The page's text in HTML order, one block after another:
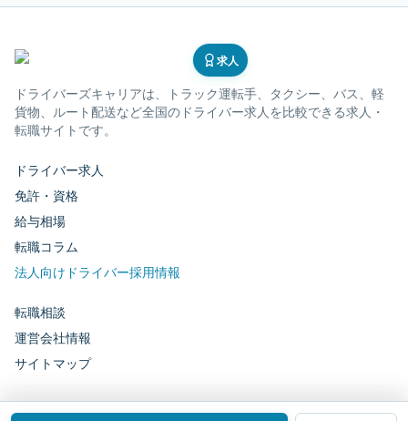
求人
ドライバーズキャリアは、トラック運転手、タクシー、バス、軽
貨物、ルート配送など全国のドライバー求人を比較できる求人・
転職サイトです。
ドライバー求人
免許・資格
給与相場
転職コラム
法人向けドライバー採用情報
転職相談
運営会社情報
サイトマップ